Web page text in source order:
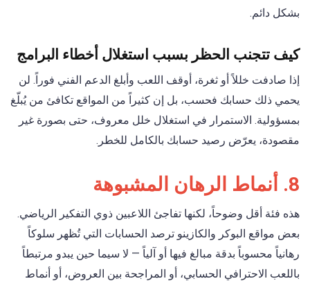
بشكل دائم.
كيف تتجنب الحظر بسبب استغلال أخطاء البرامج
إذا صادفت خللاً أو ثغرة، أوقف اللعب وأبلغ الدعم الفني فوراً. لن
يحمي ذلك حسابك فحسب، بل إن كثيراً من المواقع تكافئ من يُبلّغ
بمسؤولية. الاستمرار في استغلال خلل معروف، حتى بصورة غير
مقصودة، يعرّض رصيد حسابك بالكامل للخطر.
8. أنماط الرهان المشبوهة
هذه فئة أقل وضوحاً، لكنها تفاجئ اللاعبين ذوي التفكير الرياضي.
بعض مواقع البوكر والكازينو ترصد الحسابات التي تُظهر سلوكاً
رهانياً محسوباً بدقة مبالغ فيها أو آلياً — لا سيما حين يبدو مرتبطاً
باللعب الاحترافي الحسابي، أو المراجحة بين العروض، أو أنماط